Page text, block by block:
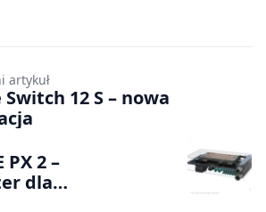
artykuł
12 S – nowa
PX 2 –
dla